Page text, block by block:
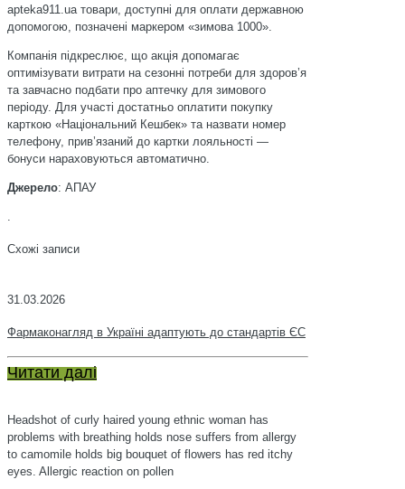
apteka911.ua товари, доступні для оплати державною
допомогою, позначені маркером «зимова 1000».
Компанія підкреслює, що акція допомагає
оптимізувати витрати на сезонні потреби для здоров’я
та завчасно подбати про аптечку для зимового
періоду. Для участі достатньо оплатити покупку
карткою «Національний Кешбек» та назвати номер
телефону, прив’язаний до картки лояльності —
бонуси нараховуються автоматично.
Джерело: АПАУ
.
Схожі записи
31.03.2026
Фармаконагляд в Україні адаптують до стандартів ЄС
Читати далі
Headshot of curly haired young ethnic woman has
problems with breathing holds nose suffers from allergy
to camomile holds big bouquet of flowers has red itchy
eyes. Allergic reaction on pollen